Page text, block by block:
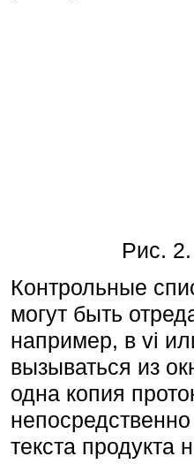
Рис.
Контрольные
могут быть
например, в vi
вызываться из
одна копия
текста продукта